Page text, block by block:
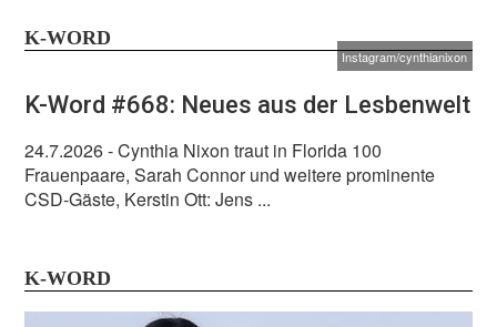
K-WORD
Instagram/cynthianixon
K-Word #668: Neues aus der Lesbenwelt
24.7.2026- Cynthia Nixon traut in Florida 100
Frauenpaare, Sarah Connor und weitere prominente
CSD-Gäste, Kerstin Ott: Jens ...
K-WORD